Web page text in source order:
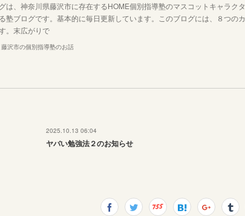
は、神奈川県藤沢市に存在するHOME個別指導塾のマスコットキャラクタ
塾ブログです。基本的に毎日更新しています。このブログには、８つのカ
。末広がりで
藤沢市の個別指導塾のお話
2025.10.13 06:04
ヤバい勉強法２のお知らせ